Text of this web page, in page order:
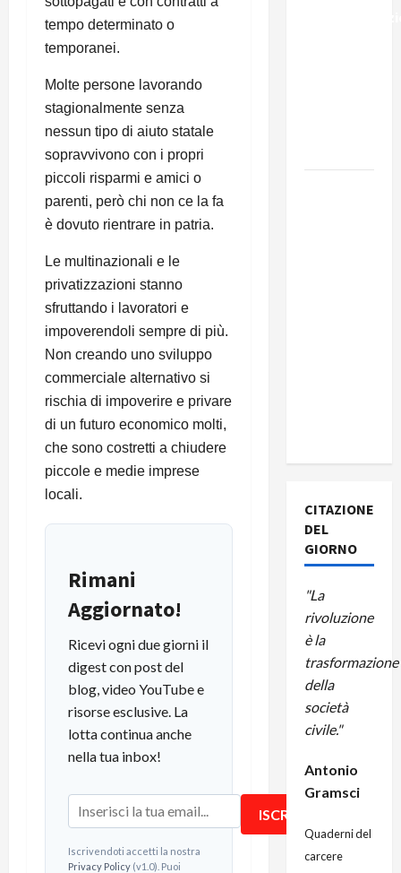
tempo determinato o
temporanei.
Molte persone lavorando
stagionalmente senza
nessun tipo di aiuto statale
sopravvivono con i propri
piccoli risparmi e amici o
parenti, però chi non ce la fa
è dovuto rientrare in patria.
Le multinazionali e le
privatizzazioni stanno
sfruttando i lavoratori e
impoverendoli sempre di più.
Non creando uno sviluppo
commerciale alternativo si
rischia di impoverire e privare
di un futuro economico molti,
che sono costretti a chiudere
piccole e medie imprese
locali.
Rimani
Aggiornato!
Ricevi ogni due giorni il
digest con post del
blog, video YouTube e
risorse esclusive. La
lotta continua anche
nella tua inbox!
ISCRIVITI!
Iscrivendoti accetti la nostra
Privacy Policy (v1.0). Puoi
CITAZIONE
DEL
GIORNO
"La
rivoluzione
è la
trasformazione
della
società
civile."
Antonio
Gramsci
Quaderni del
carcere